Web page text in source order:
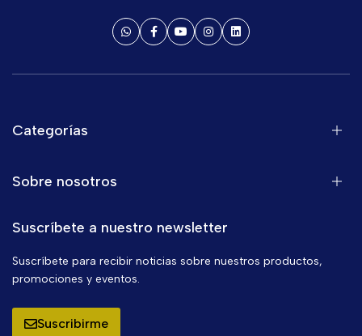
Categorías
Sobre nosotros
Suscríbete a nuestro newsletter
Suscríbete para recibir noticias sobre nuestros productos,
promociones y eventos.
Suscribirme